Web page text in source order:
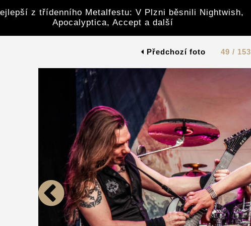
z třídenního Metalfestu: V Plzni běsnili Nightwish,
Apocalyptica, Accept a další
Předchozí foto 49 / 153